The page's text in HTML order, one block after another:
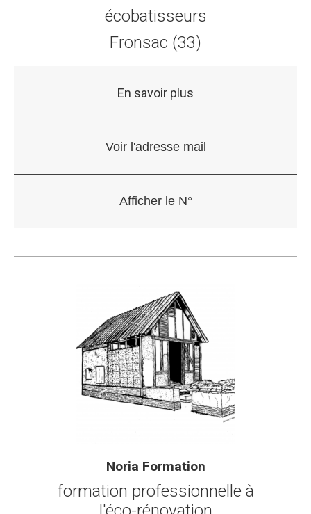
écobatisseurs
Fronsac (33)
En savoir plus
Noria Formation
formation professionnelle à